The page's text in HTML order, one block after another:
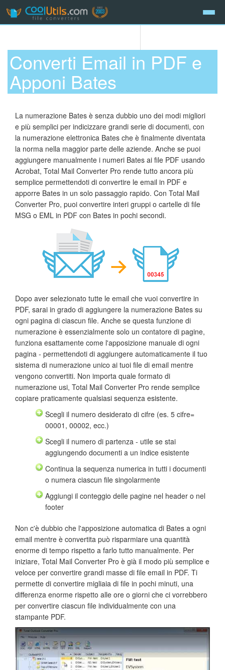
Converti Email in PDF e
Apponi Bates
La numerazione Bates è senza dubbio uno dei modi migliori
e più semplici per indicizzare grandi serie di documenti, con
la numerazione elettronica Bates che è finalmente diventata
la norma nella maggior parte delle aziende. Anche se puoi
aggiungere manualmente i numeri Bates ai file PDF usando
Acrobat, Total Mail Converter Pro rende tutto ancora più
semplice permettendoti di convertire le email in PDF e
apporre Bates in un solo passaggio rapido. Con Total Mail
Converter Pro, puoi convertire interi gruppi o cartelle di file
MSG o EML in PDF con Bates in pochi secondi.
Dopo aver selezionato tutte le email che vuoi convertire in
PDF, sarai in grado di aggiungere la numerazione Bates su
ogni pagina di ciascun file. Anche se questa funzione di
numerazione è essenzialmente solo un contatore di pagine,
funziona esattamente come l'apposizione manuale di ogni
pagina - permettendoti di aggiungere automaticamente il tuo
sistema di numerazione unico ai tuoi file di email mentre
vengono convertiti. Non importa quale formato di
numerazione usi, Total Mail Converter Pro rende semplice
copiare praticamente qualsiasi sequenza esistente.
Scegli il numero desiderato di cifre (es. 5 cifre=
00001, 00002, ecc.)
Scegli il numero di partenza - utile se stai
aggiungendo documenti a un indice esistente
Continua la sequenza numerica in tutti i documenti
o numera ciascun file singolarmente
Aggiungi il conteggio delle pagine nel header o nel
footer
Non c'è dubbio che l'apposizione automatica di Bates a ogni
email mentre è convertita può risparmiare una quantità
enorme di tempo rispetto a farlo tutto manualmente. Per
iniziare, Total Mail Converter Pro è già il modo più semplice e
veloce per convertire grandi masse di file email in PDF. Ti
permette di convertire migliaia di file in pochi minuti, una
differenza enorme rispetto alle ore o giorni che ci vorrebbero
per convertire ciascun file individualmente con una
stampante PDF.